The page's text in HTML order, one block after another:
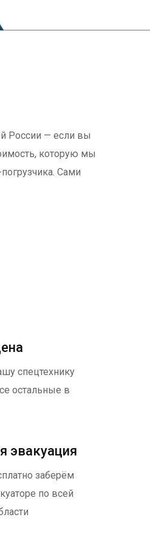
России — если вы
которую мы
Сами
спецтехнику
остальные в
эвакуация
заберём
по всей